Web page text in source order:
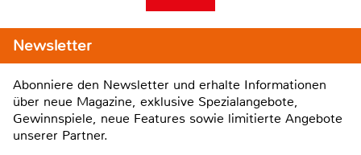
Newsletter
Abonniere den Newsletter und erhalte Informationen
über neue Magazine, exklusive Spezialangebote,
Gewinnspiele, neue Features sowie limitierte Angebote
unserer Partner.